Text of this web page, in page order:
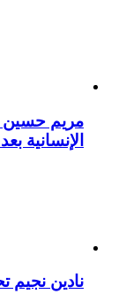
مريم حسين
الإنسانية
نادين نجيم